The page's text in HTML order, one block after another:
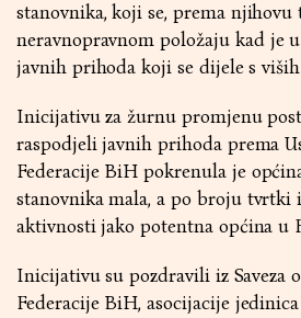
stanovnika, koji se, prema njihovu
neravnopravnom položaju kad je
javnih prihoda koji se dijele s
Inicijativu za žurnu promjenu
raspodjeli javnih prihoda prema
Federacije BiH pokrenula je
stanovnika mala, a po broju tvrtki
aktivnosti jako potentna općina u
Inicijativu su pozdravili iz Saveza
Federacije BiH, asocijacije